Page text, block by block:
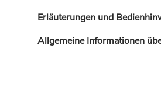
Erläuterungen und
Allgemeine Informationen